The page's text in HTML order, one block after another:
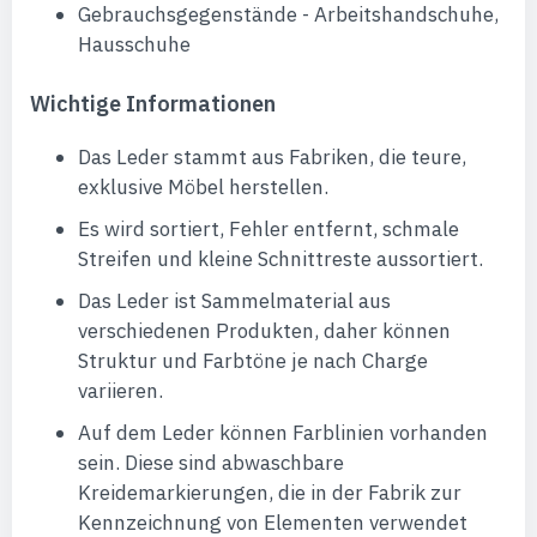
Gebrauchsgegenstände - Arbeitshandschuhe,
Hausschuhe
Wichtige Informationen
Das Leder stammt aus Fabriken, die teure,
exklusive Möbel herstellen.
Es wird sortiert, Fehler entfernt, schmale
Streifen und kleine Schnittreste aussortiert.
Das Leder ist Sammelmaterial aus
verschiedenen Produkten, daher können
Struktur und Farbtöne je nach Charge
variieren.
Auf dem Leder können Farblinien vorhanden
sein. Diese sind abwaschbare
Kreidemarkierungen, die in der Fabrik zur
Kennzeichnung von Elementen verwendet